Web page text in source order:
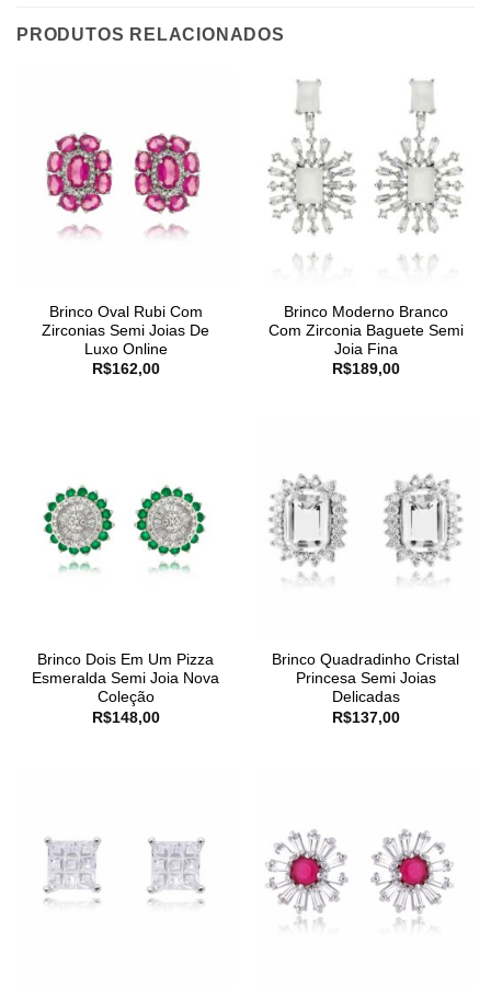
PRODUTOS RELACIONADOS
Brinco Oval Rubi Com
Zirconias Semi Joias De
Luxo Online
R$162,00
Brinco Moderno Branco
Com Zirconia Baguete Semi
Joia Fina
R$189,00
Brinco Dois Em Um Pizza
Esmeralda Semi Joia Nova
Coleção
R$148,00
Brinco Quadradinho Cristal
Princesa Semi Joias
Delicadas
R$137,00